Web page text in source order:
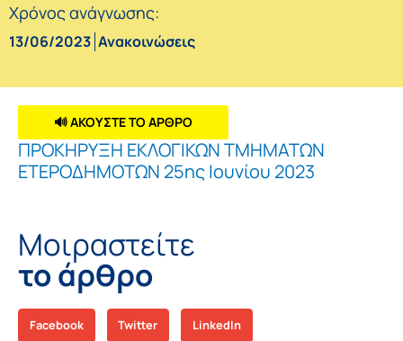
Χρόνος ανάγνωσης:
13/06/2023 Ανακοινώσεις
🔊 ΑΚΟΥΣΤΕ ΤΟ ΑΡΘΡΟ
ΠΡΟΚΗΡΥΞΗ ΕΚΛΟΓΙΚΩΝ ΤΜΗΜΑΤΩΝ
ΕΤΕΡΟΔΗΜΟΤΩΝ 25ης Ιουνίου 2023
Μοιραστείτε
το άρθρο
Facebook Twitter LinkedIn